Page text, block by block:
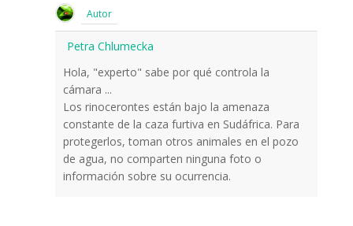
Autor
Petra Chlumecka
Hola, "experto" sabe por qué controla la
cámara ...
Los rinocerontes están bajo la amenaza
constante de la caza furtiva en Sudáfrica. Para
protegerlos, toman otros animales en el pozo
de agua, no comparten ninguna foto o
información sobre su ocurrencia.